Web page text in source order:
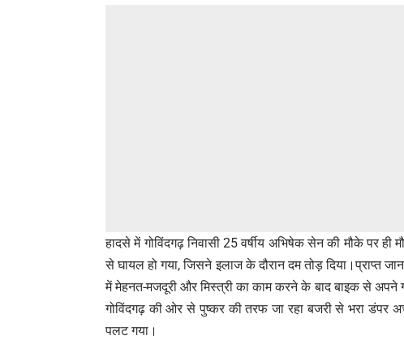
हादसे में गोविंदगढ़ निवासी 25 वर्षीय अभिषेक सेन की मौके पर
से घायल हो गया, जिसने इलाज के दौरान दम तोड़
में मेहनत-मजदूरी और मिस्त्री का काम करने के बाद बाइक से अपने
गोविंदगढ़ की ओर से पुष्कर की तरफ जा रहा बजरी से भरा
पलट गया।